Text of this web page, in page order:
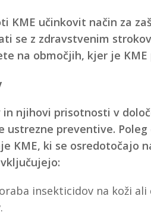
KME učinkovit način za
se z zdravstvenim
na območjih, kjer je KME
njihovi prisotnosti v
ustrezne preventive.
KME, ki se osredotočajo
insekticidov na koži